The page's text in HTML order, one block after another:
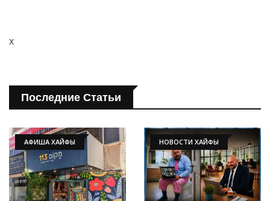
x
Последние Статьи
АФИША ХАЙФЫ НОВОСТИ ХАЙФЫ